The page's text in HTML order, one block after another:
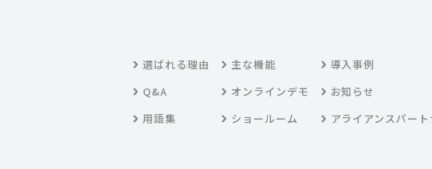
選ばれる理由 主な機能 導入事例
Q&A
オンラインデモ お知らせ
用語集
ショールーム アライアンスパート